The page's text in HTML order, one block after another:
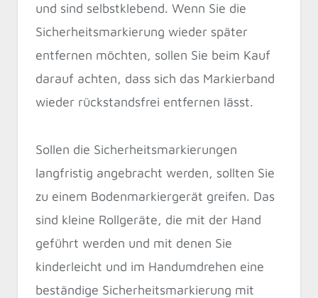
und sind selbstklebend. Wenn Sie die
Sicherheitsmarkierung wieder später
entfernen möchten, sollen Sie beim Kauf
darauf achten, dass sich das Markierband
wieder rückstandsfrei entfernen lässt.
Sollen die Sicherheitsmarkierungen
langfristig angebracht werden, sollten Sie
zu einem Bodenmarkiergerät greifen. Das
sind kleine Rollgeräte, die mit der Hand
geführt werden und mit denen Sie
kinderleicht und im Handumdrehen eine
beständige Sicherheitsmarkierung mit